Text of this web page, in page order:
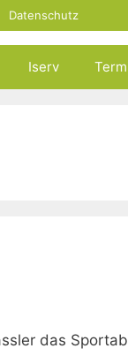
Datenschutz
Iserv
das